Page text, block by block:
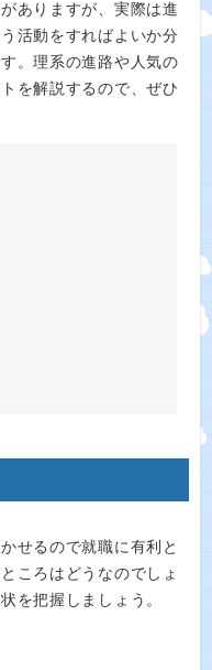
ありますが、実際は進
活動をすればよいか分
。理系の進路や人気の
を解説するので、ぜひ
せるので就職に有利と
ころはどうなのでしょ
を把握しましょう。